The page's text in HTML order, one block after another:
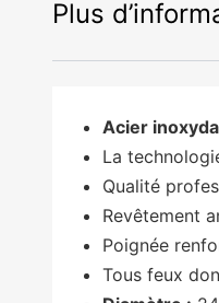
Plus
Acier
La
Qualité
Revêtement
Poignée
Tous feux